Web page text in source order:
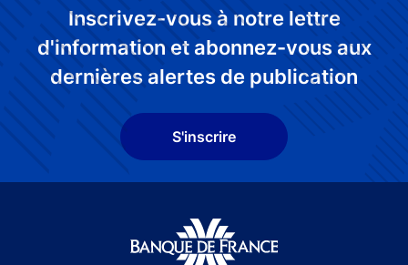
Inscrivez-vous à notre lettre
d'information et abonnez-vous aux
dernières alertes de publication
S'inscrire